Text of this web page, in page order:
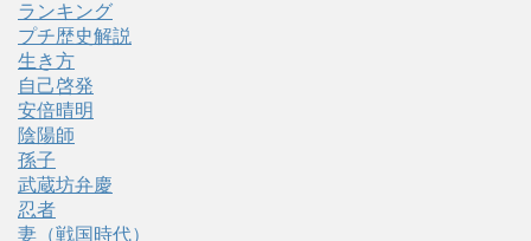
ランキング
プチ歴史解説
生き方
自己啓発
安倍晴明
陰陽師
孫子
武蔵坊弁慶
忍者
妻（戦国時代）